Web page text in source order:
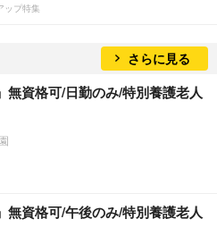
ップ特集
さらに見る
無資格可/日勤のみ/特別養護老人
無資格可/午後のみ/特別養護老人